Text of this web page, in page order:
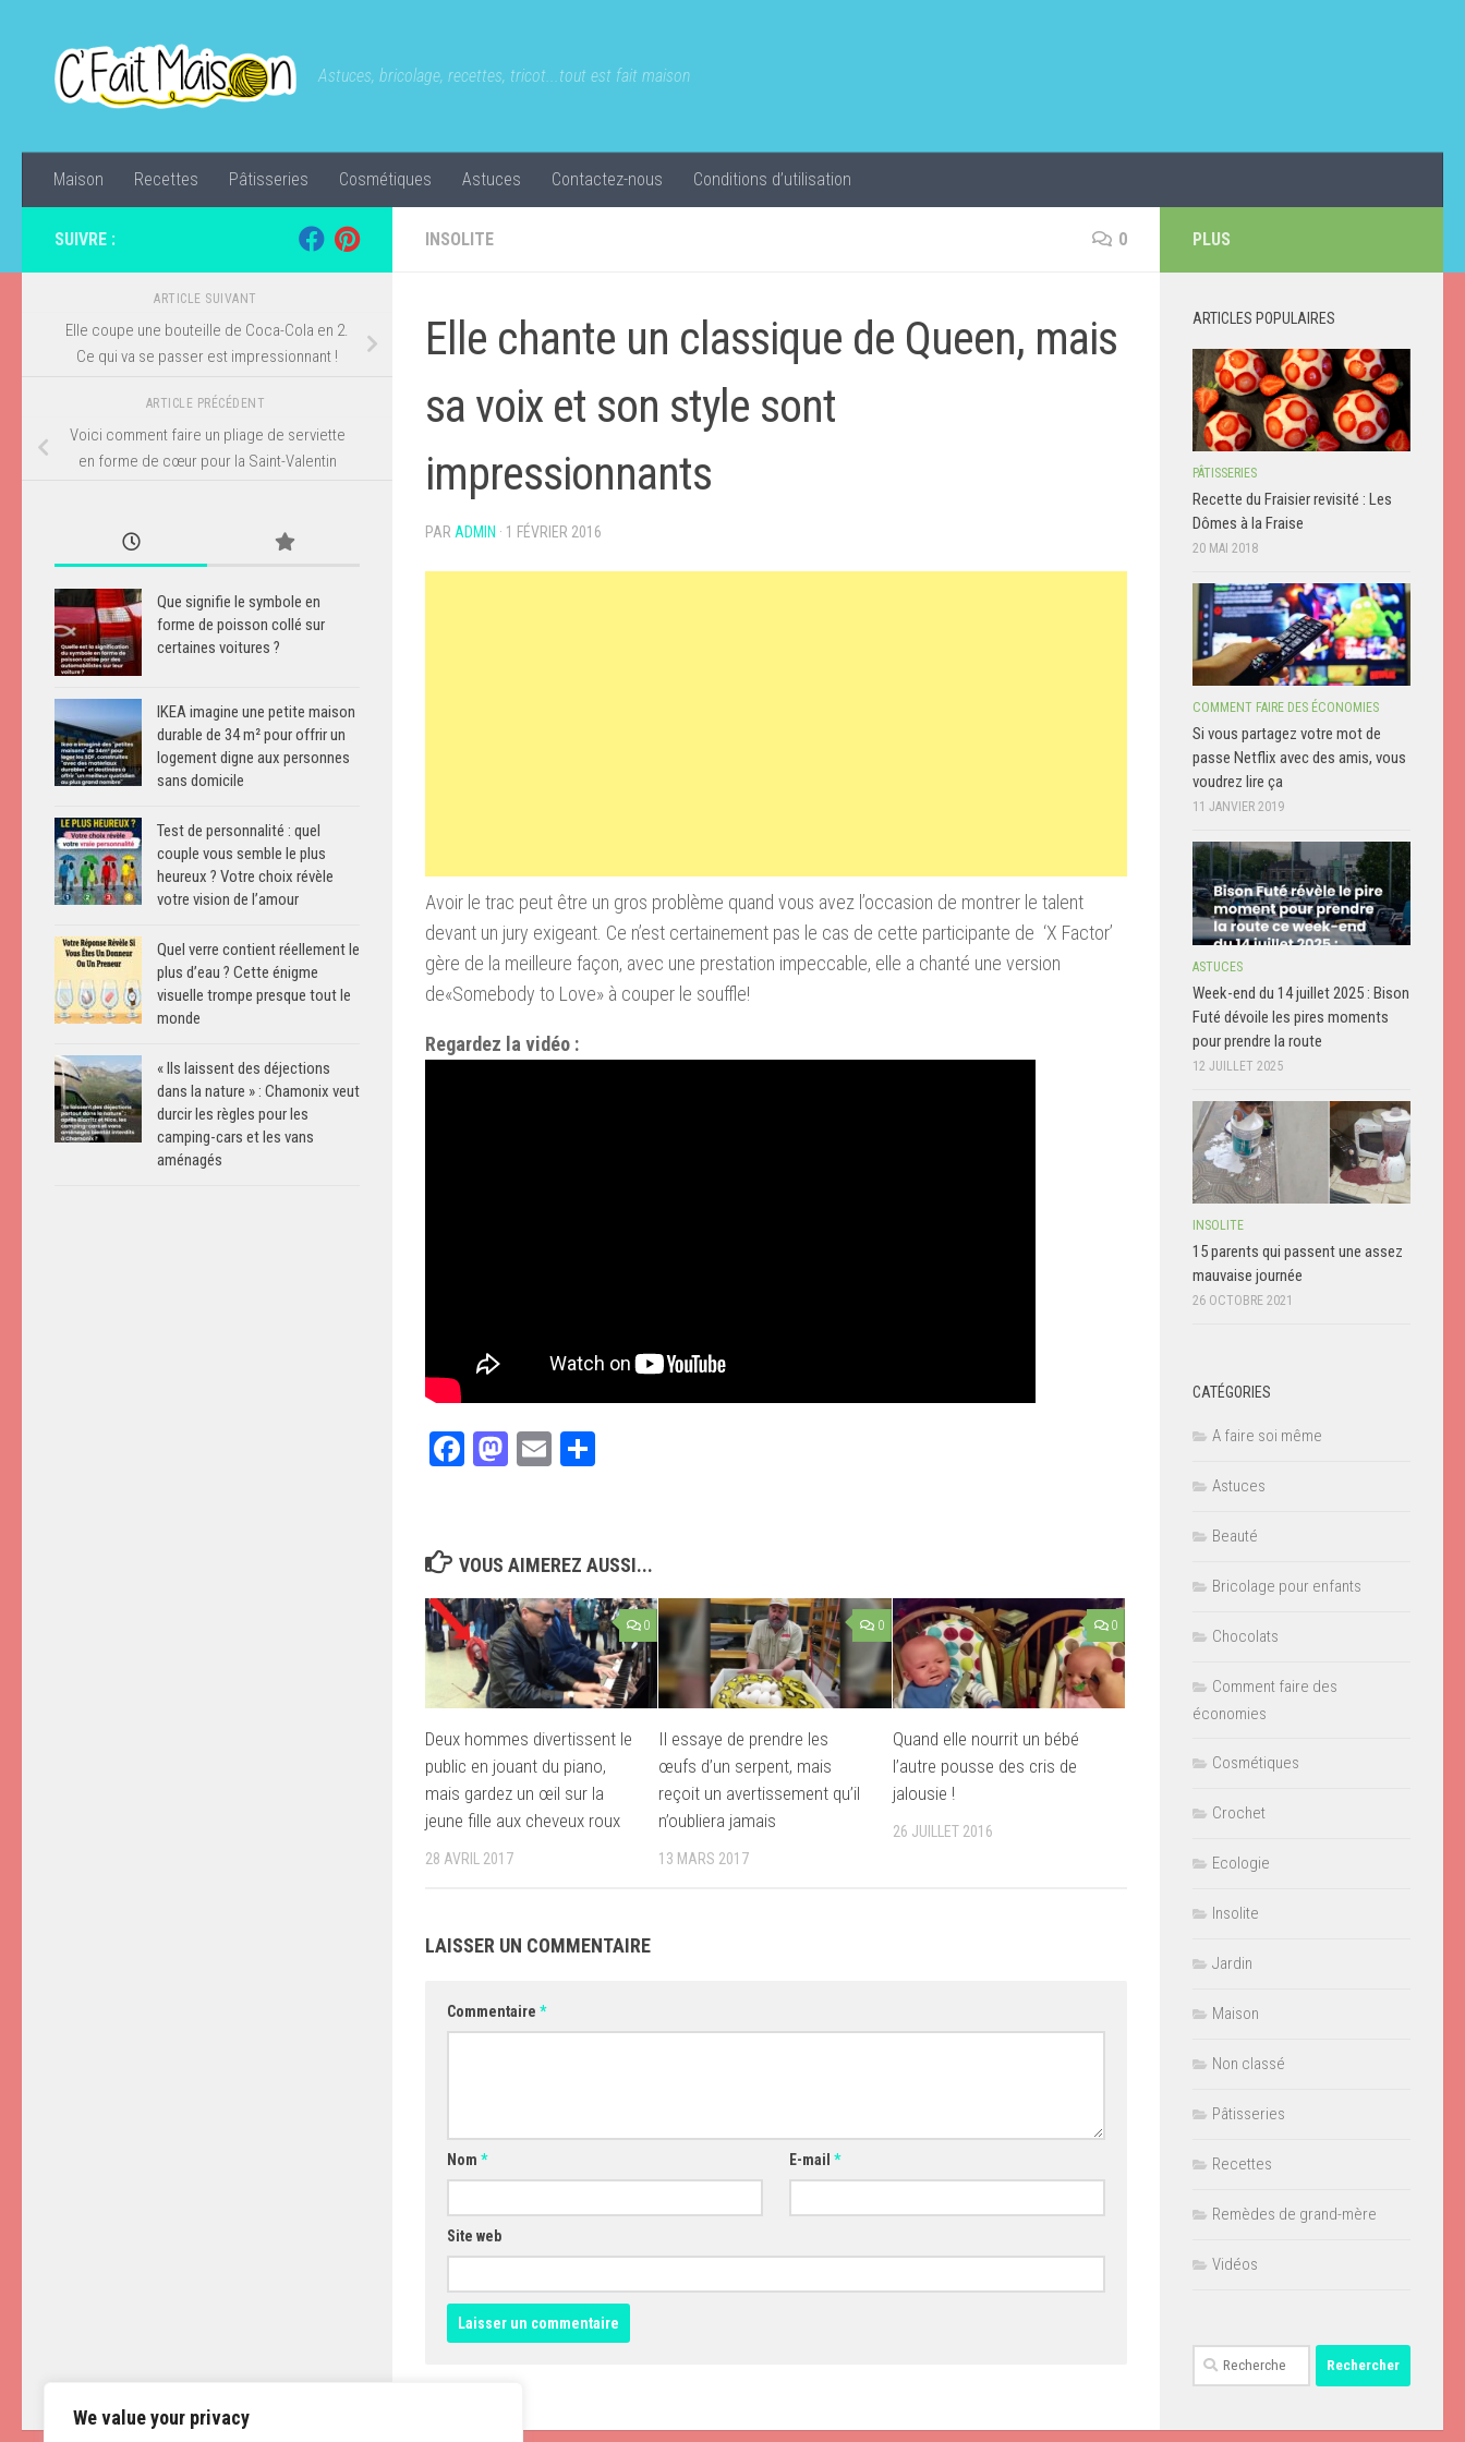
We value your privacy
Astuces, bricolage, recettes, tricot...tout est fait maison
Maison Recettes Pâtisseries Cosmétiques Astuces Contactez-nous Conditions d’utilisation
INSOLITE 0
Elle chante un classique de Queen, mais
sa voix et son style sont
impressionnants
PAR ADMIN · 1 FÉVRIER 2016
Avoir le trac peut être un gros problème quand vous avez l’occasion de montrer le talent
devant un jury exigeant Ce n’est certainement pas le cas de cette participante de ‘X Factor’
gère de la meilleure façon, avec une prestation impeccable, elle a chanté une version
de«Somebody to Love» à couper le souffle!
Regardez la vidéo :
Facebook
Mastodon
Email
VOUS AIMEREZ AUSSI...
0
Deux hommes divertissent le
public en jouant du piano,
mais gardez un œil sur la
jeune fille aux cheveux roux
28 AVRIL 2017
0
Il essaye de prendre les
œufs d’un serpent, mais
reçoit un avertissement qu’il
n’oubliera jamais
13 MARS 2017
0
Quand elle nourrit un bébé
l’autre pousse des cris de
jalousie !
26 JUILLET 2016
LAISSER UN COMMENTAIRE
Commentaire *
Nom * E-mail*
Site web
SUIVRE :
ARTICLE SUIVANT
Elle coupe une bouteille de Coca-Cola en 2.
Ce qui va se passer est impressionnant !
ARTICLE PRÉCÉDENT
Voici comment faire un pliage de serviette
en forme de cœur pour la Saint-Valentin
Que signifie le symbole en
forme de poisson collé sur
certaines voitures ?
IKEA imagine une petite maison
durable de 34 m² pour offrir un
logement digne aux personnes
sans domicile
Test de personnalité : quel
couple vous semble le plus
heureux ? Votre choix révèle
votre vision de l’amour
Quel verre contient réellement le
plus d’eau ? Cette énigme
visuelle trompe presque tout le
monde
« Ils laissent des déjections
dans la nature » : Chamonix veut
durcir les règles pour les
camping-cars et les vans
aménagés
PLUS
ARTICLES POPULAIRES
PÂTISSERIES
Recette du Fraisier revisité : Les
Dômes à la Fraise
20 MAI 2018
COMMENT FAIRE DES ÉCONOMIES
Si vous partagez votre mot de
passe Netflix avec des amis, vous
voudrez lire ça
11 JANVIER 2019
ASTUCES
Week-end du 14 juillet 2025 : Bison
Futé dévoile les pires moments
pour prendre la route
12 JUILLET 2025
INSOLITE
15 parents qui passent une assez
mauvaise journée
26 OCTOBRE 2021
CATÉGORIES
A faire soi même
Astuces
Beauté
Bricolage pour enfants
Chocolats
Comment faire des
économies
Cosmétiques
Crochet
Ecologie
Insolite
Jardin
Maison
Non classé
Pâtisseries
Recettes
Remèdes de grand-mère
Vidéos
Rechercher :